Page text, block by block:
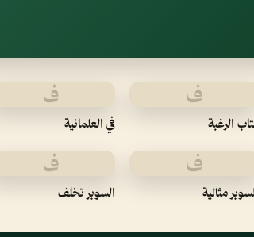
ف
الرغبة
ف
في العلمانية
ف
مثالية
ف
السوبر تخلف